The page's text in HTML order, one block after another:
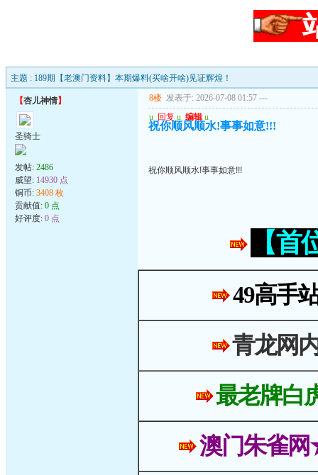
主题 : 189期【老澳门资料】本期爆料(买啥开啥)见证辉煌！
【杏儿神情】
圣骑士
发帖: 2486
威望: 14930 点
铜币: 3408 枚
贡献值: 0 点
好评度: 0 点
8楼 发表于: 2026-07-08 01:57 ---
u 回复 u 编辑 u
祝你顺风顺水!事事如意!!!
祝你顺风顺水!事事如意!!!
【
49高手
青龙网
最老牌白
澳门朱雀